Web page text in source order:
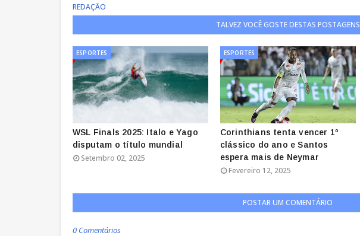
REDAÇÃO
TALVEZ VOCÊ GOSTE DESTAS POSTAGENS
ESPORTES
WSL Finals 2025: Italo e Yago
disputam o título mundial
Setembro 02, 2025
ESPORTES
Corinthians tenta vencer 1º
clássico do ano e Santos
espera mais de Neymar
Fevereiro 12, 2025
POSTAR UM COMENTÁRIO
0 Comentários